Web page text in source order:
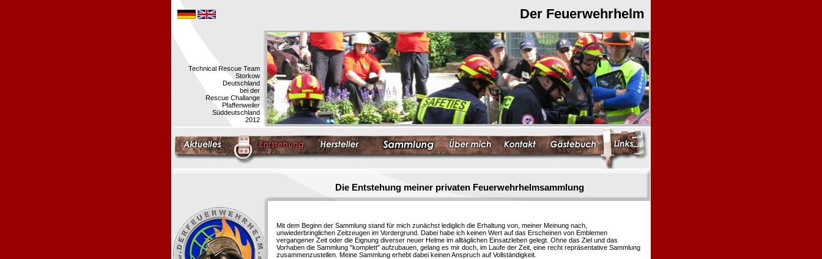
Der Feuerwehrhelm
Technical Rescue Team
Storkow
Deutschland
bei der
Rescue Challange
Pfaffenweiler
Süddeutschland
2012
Die Entstehung meiner privaten Feuerwehrhelmsammlung
Mit dem Beginn der Sammlung stand für mich zunächst lediglich die Erhaltung von, meiner Meinung nach,
unwiederbringlichen Zeitzeugen im Vordergrund. Dabei habe ich keinen Wert auf das Erscheinen von Emblemen
vergangener Zeit oder die Eignung diverser neuer Helme im alltäglichen Einsatzleben gelegt. Ohne das Ziel und das
Vorhaben die Sammlung "komplett" aufzubauen, gelang es mir doch, im Laufe der Zeit, eine recht repräsentative Sammlung
zusammenzustellen. Meine Sammlung erhebt dabei keinen Anspruch auf Vollständigkeit.